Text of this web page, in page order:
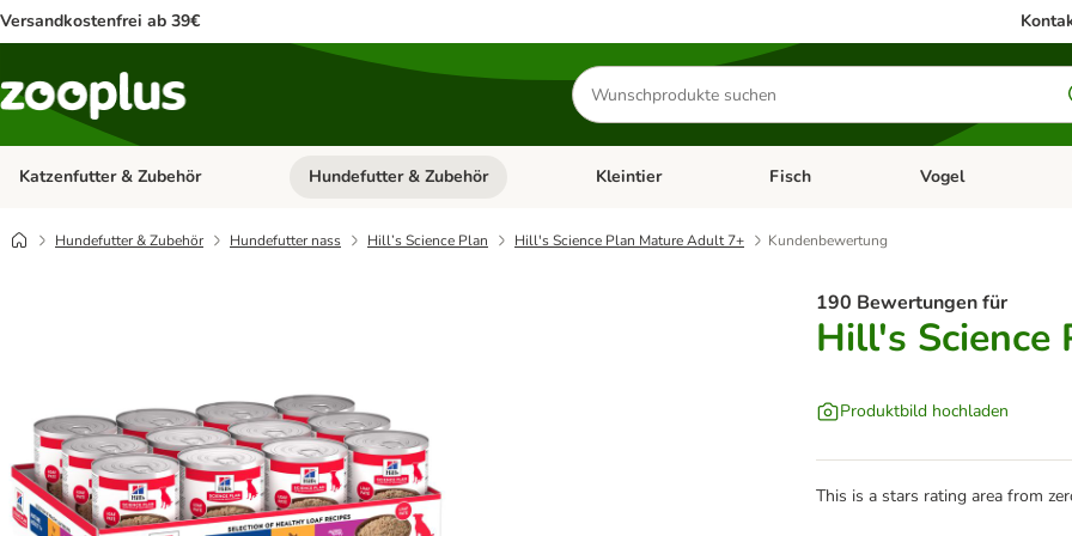
Versandkostenfrei ab 39€
Produkte
suchen
Katzenfutter & Zubehör Kategorie-Menü öffnen: Katzenfutter & Zubehör
Hundefutter & Zubehör Kategorie-Menü öffnen: Hundefutter & Zubehör
Kleintier Kategorie-Menü öffnen: Kleintier
Fisch Kategorie-Menü
Vogel
Hundefutter & Zubehör Hundefutter nass Hill’s Science Plan Hill's Science Plan Mature Adult 7+ Kundenbewertung
190 Bewertungen für
Hill's
Produktbild hochladen
This is a stars rating area from